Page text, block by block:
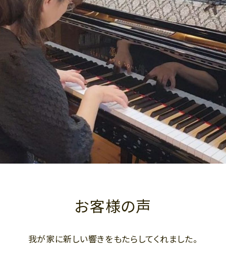
お客様の声
我が家に新しい響きをもたらしてくれました。